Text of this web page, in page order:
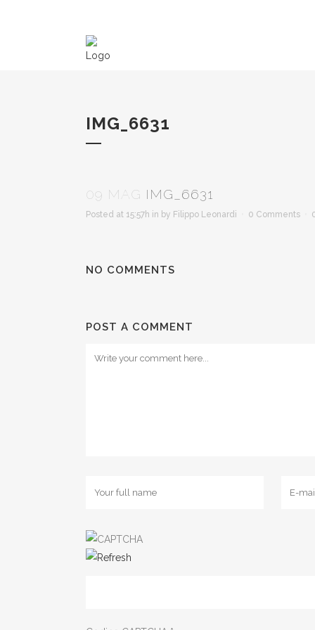
IMG_6631
09 MAG IMG_6631
Posted at 15:57h in by Filippo Leonardi 0 Comments
NO COMMENTS
POST A COMMENT